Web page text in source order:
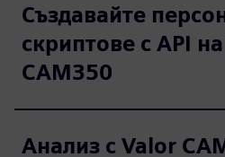
Създавайте
скриптове с API
CAM350
Анализ с Valor